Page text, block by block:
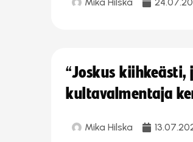
“Joskus
kultavalmentaja
Mika Hilska